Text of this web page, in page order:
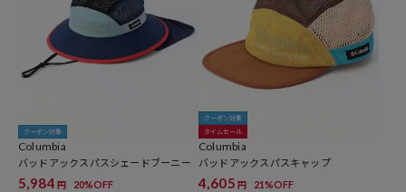
クーポン対象
Columbia
バッドアックスパスシェードブーニー
5,984 円 20%OFF
クーポン対象
タイムセール
Columbia
バッドアックスパスキャップ
4,605 円 21%OFF